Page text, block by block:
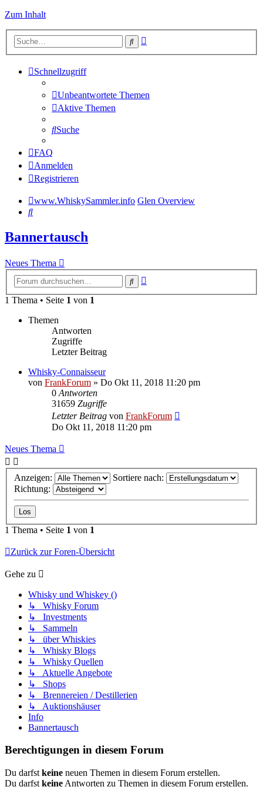
Zum Inhalt
Suche
Schnellzugriff
Unbeantwortete Themen
Aktive Themen
Suche
FAQ
Anmelden
Registrieren
www.WhiskySammler.info Glen Overview
Suche
Bannertausch
Neues Thema
Suche
1 Thema • Seite 1 von 1
Themen
Antworten
Zugriffe
Letzter Beitrag
Whisky-Connaisseur
von FrankForum » Do Okt 11, 2018 11:20 pm
0 Antworten
31659 Zugriffe
Letzter Beitrag von FrankForum
Do Okt 11, 2018 11:20 pm
Neues Thema
Anzeigen:
Sortiere nach:
Richtung:
1 Thema • Seite 1 von 1
Zurück zur Foren-Übersicht
Gehe zu
Whisky und Whiskey ()
↳ Whisky Forum
↳ Investments
↳ Sammeln
↳ über Whiskies
↳ Whisky Blogs
↳ Whisky Quellen
↳ Aktuelle Angebote
↳ Shops
↳ Brennereien / Destillerien
↳ Auktionshäuser
Info
Bannertausch
Berechtigungen in diesem Forum
Du darfst keine neuen Themen in diesem Forum erstellen.
Du darfst keine Antworten zu Themen in diesem Forum erstellen.